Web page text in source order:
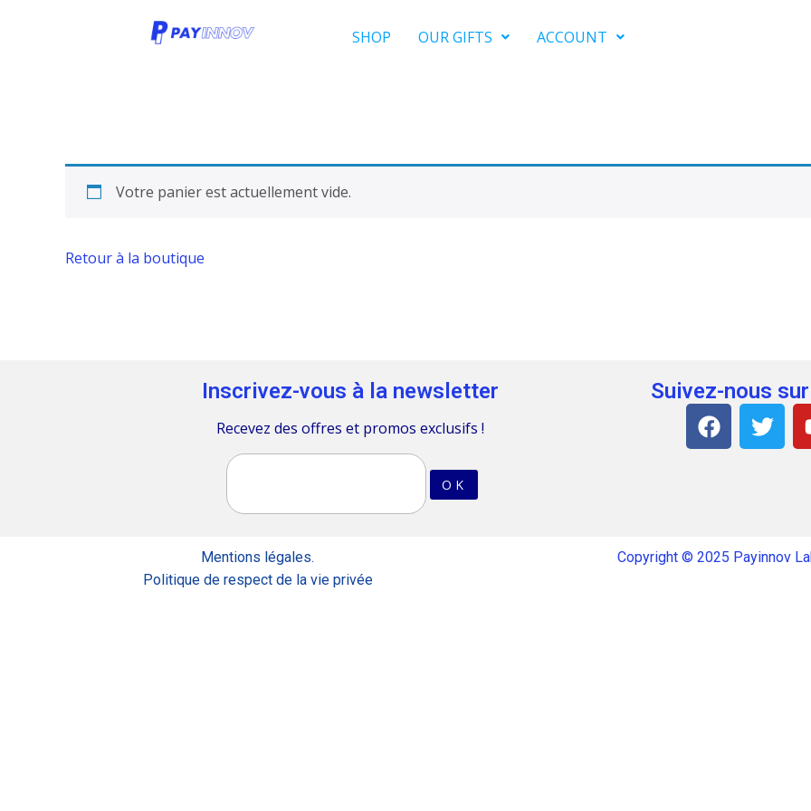
SHOP OUR GIFTS ACCOUNT
Votre panier est actuellement vide.
Retour à la boutique
Inscrivez-vous à la newsletter
Recevez des offres et promos exclusifs !
Suivez-nous
Mentions légales.
Politique de respect de la vie privée
Copyright © 2025 Payinnov